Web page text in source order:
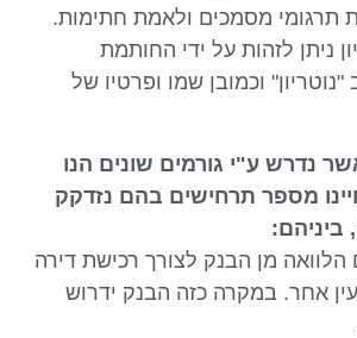
תרגומי מסמכים ולאמת חתימות.
ניתן לזהות על ידי החותמת
וכמובן שמו ופרטיו של
נדרש ע"י גורמים שונים הנו
מספר תרחישים בהם נזדקק
ביניהם:
מן הבנק לצורך רכישת דירה
אחר. במקרה כזה הבנק ידרוש